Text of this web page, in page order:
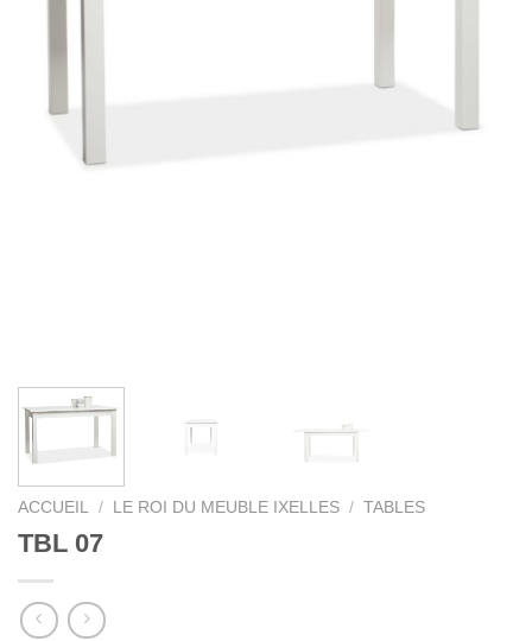
ACCUEIL / LE ROI DU MEUBLE IXELLES / TABLES
TBL 07